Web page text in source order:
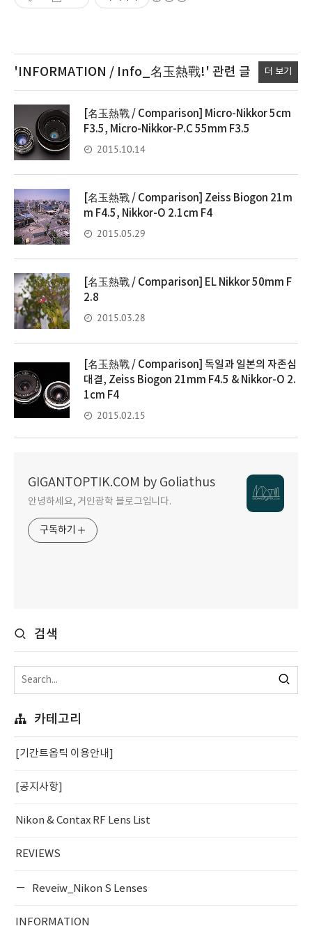
'INFORMATION / Info_名玉熱戰!' 관련 글 더 보기
[名玉熱戰 / Comparison] Micro-Nikkor 5cm
F3.5, Micro-Nikkor-P.C 55mm F3.5
2015.10.14
[名玉熱戰 / Comparison] Zeiss Biogon 21m
m F4.5, Nikkor-O 2.1cm F4
2015.05.29
[名玉熱戰 / Comparison] EL Nikkor 50mm F
2.8
2015.03.28
[名玉熱戰 / Comparison] 독일과 일본의 자존심
대결, Zeiss Biogon 21mm F4.5 & Nikkor-O 2.
1cm F4
2015.02.15
GIGANTOPTIK.COM by Goliathus
안녕하세요, 거인광학 블로그입니다.
구독하기
검색
카테고리
[기간트옵틱 이용안내]
[공지사항]
Nikon & Contax RF Lens List
REVIEWS
Reveiw_Nikon S Lenses
INFORMATION